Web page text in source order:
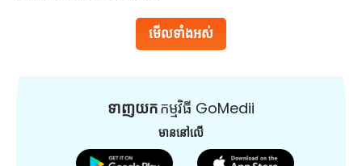
មើលទាំងអស់
ទាញយកកម្មវិធី GoMedii
មាននៅលើ